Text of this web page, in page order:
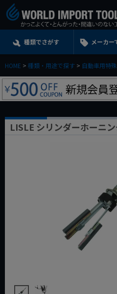
種類でさがす メーカー
HOME 種類・用途で探す 自動車用特
LISLE シリンダーホーニ